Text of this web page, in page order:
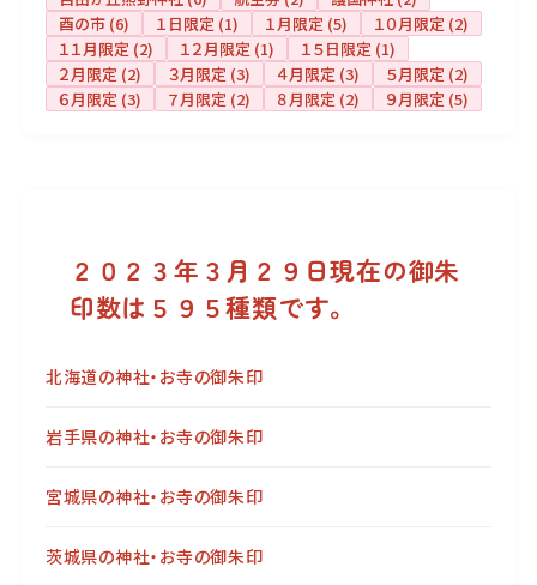
酉の市(6) １日限定 (1) １月限定 (5) １０月限定 (2)
１１月限定 (2) １２月限定 (1) １５日限定 (1)
２月限定 (2) ３月限定 (3) ４月限定 (3) ５月限定 (2)
６月限定 (3) ７月限定 (2) ８月限定 (2) ９月限定 (5)
２０２３年３月２９日現在の御朱
印数は５９５種類です。
北海道の神社・お寺の御朱印
岩手県の神社・お寺の御朱印
宮城県の神社・お寺の御朱印
茨城県の神社・お寺の御朱印